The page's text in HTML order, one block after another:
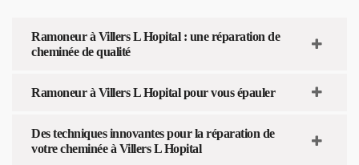
Ramoneur à Villers L Hopital : une réparation de
cheminée de qualité
Ramoneur à Villers L Hopital pour vous épauler
Des techniques innovantes pour la réparation de
votre cheminée à Villers L Hopital